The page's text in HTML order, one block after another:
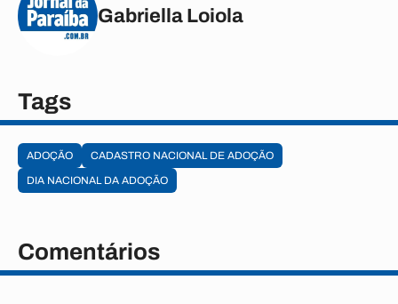
Gabriella Loiola
Tags
ADOÇÃO
CADASTRO NACIONAL DE ADOÇÃO
DIA NACIONAL DA ADOÇÃO
Comentários